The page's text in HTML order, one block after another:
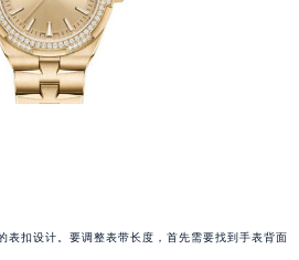
表扣设计。要调整表带长度，首先需要找到手表背面